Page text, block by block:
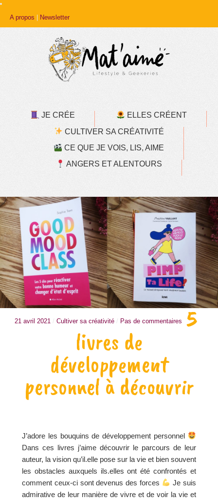
A propos Newsletter
JE CRÉE
ELLES CRÉENT
CULTIVER SA CRÉATIVITÉ
CE QUE JE VOIS, LIS, AIME
ANGERS ET ALENTOURS
21 avril 2021 / Cultiver sa créativité / Pas de commentaires 5
livres de
développement
personnel à découvrir
J’adore les bouquins de développement personnel
Dans ces livres j’aime découvrir le parcours de leur
auteur, la vision qu’il.elle pose sur la vie et bien souvent
les obstacles auxquels ils.elles ont été confrontés et
comment ceux-ci sont devenus des forces
Je suis
admirative de leur manière de vivre et de voir la vie et